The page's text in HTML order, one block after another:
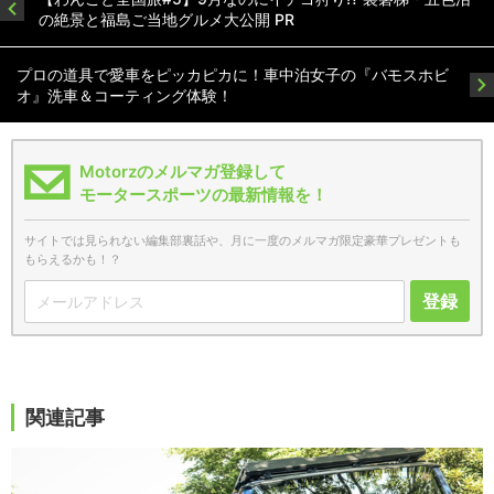
の絶景と福島ご当地グルメ大公開 PR
プロの道具で愛車をピッカピカに！車中泊女子の『バモスホビ
オ』洗車＆コーティング体験！
Motorzのメルマガ登録して
モータースポーツの最新情報を！
サイトでは見られない編集部裏話や、月に一度のメルマガ限定豪華プレゼントも
もらえるかも！？
登録
関連記事